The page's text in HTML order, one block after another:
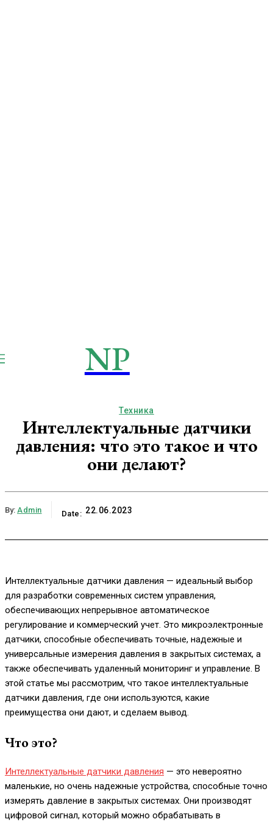
NP
Техника
Интеллектуальные датчики
давления: что это такое и что
они делают?
By: Admin Date: 22.06.2023
Интеллектуальные датчики давления — идеальный выбор
для разработки современных систем управления,
обеспечивающих непрерывное автоматическое
регулирование и коммерческий учет. Это микроэлектронные
датчики, способные обеспечивать точные, надежные и
универсальные измерения давления в закрытых системах, а
также обеспечивать удаленный мониторинг и управление. В
этой статье мы рассмотрим, что такое интеллектуальные
датчики давления, где они используются, какие
преимущества они дают, и сделаем вывод.
Что это?
Интеллектуальные датчики давления — это невероятно
маленькие, но очень надежные устройства, способные точно
измерять давление в закрытых системах. Они производят
цифровой сигнал, который можно обрабатывать в